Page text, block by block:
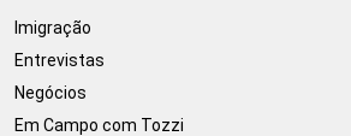
Imigração
Entrevistas
Negócios
Em Campo com Tozzi